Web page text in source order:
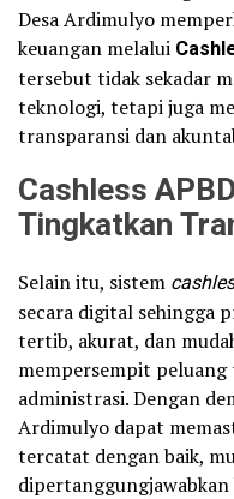
Desa Ardimulyo
keuangan melalui
tersebut tidak sekadar
teknologi, tetapi juga
transparansi dan
Cashless
Tingkatkan
Selain itu, sistem
secara digital sehingga
tertib, akurat, dan
mempersempit peluang
administrasi. Dengan
Ardimulyo dapat
tercatat dengan baik,
dipertanggungjawabkan